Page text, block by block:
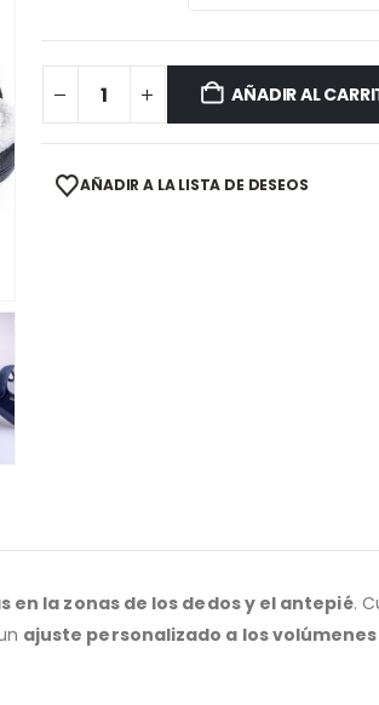
AÑADIR AL
AÑADIR A LA LISTA DE DESEOS
en la zonas de los dedos y el antepié.
ajuste personalizado a los